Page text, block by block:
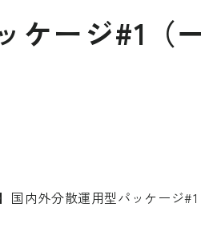
ケージ#1（
国内外分散運用型パッケージ#1